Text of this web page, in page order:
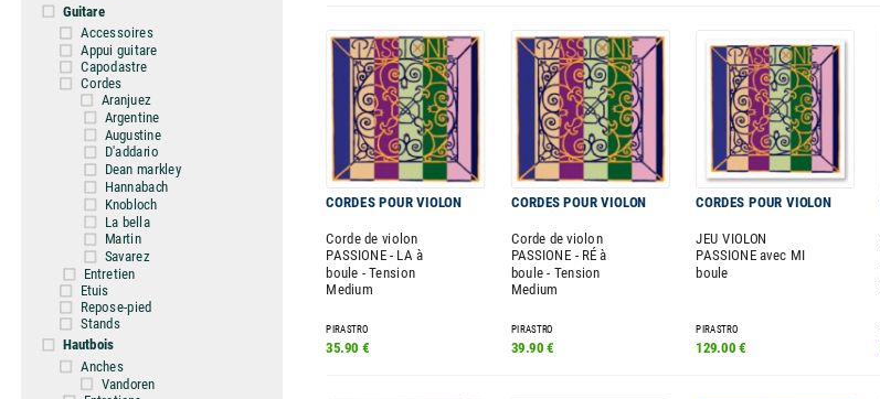
Guitare
Accessoires
Appui guitare
Capodastre
Cordes
Aranjuez
Argentine
Augustine
D'addario
Dean markley
Hannabach
Knobloch
La bella
Martin
Savarez
Entretien
Etuis
Repose-pied
Stands
Hautbois
Anches
Vandoren
CORDES POUR VIOLON CORDES POUR VIOLON CORDES POUR VIOLON
Corde de violon
PASSIONE - LA à
boule - Tension
Medium
Corde de violon
PASSIONE - RÉ à
boule - Tension
Medium
JEU VIOLON
PASSIONE avec MI
boule
PIRASTRO PIRASTRO PIRASTRO
35.90 € 39.90 € 129.00 €